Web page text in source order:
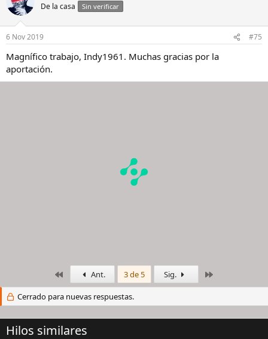
De la casa Sin verificar
6 Nov 2019 #75
Magnífico trabajo, Indy1961. Muchas gracias por la
aportación.
PrimeroAnt. 3 de 5 Sig.
Cerrado para nuevas respuestas.
Hilos similares